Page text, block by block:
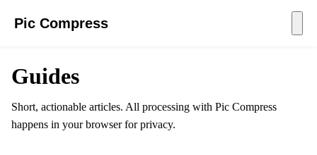
Pic Compress
Guides
Short, actionable articles. All processing with Pic Compress
happens in your browser for privacy.